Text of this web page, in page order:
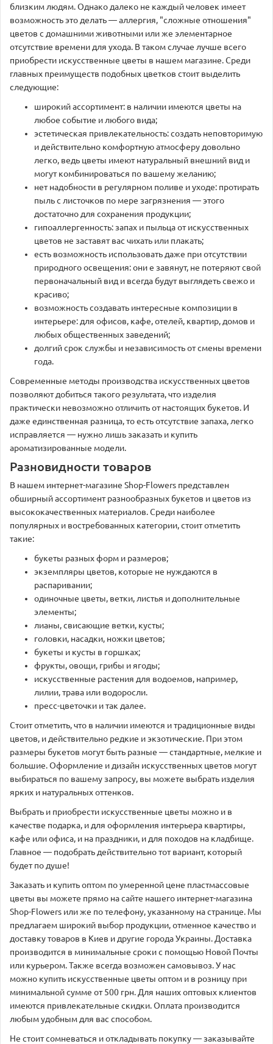
близким людям. Однако далеко не каждый человек имеет
возможность это делать — аллергия, "сложные отношения"
цветов с домашними животными или же элементарное
отсутствие времени для ухода. В таком случае лучше всего
приобрести искусственные цветы в нашем магазине. Среди
главных преимуществ подобных цветков стоит выделить
следующие:
широкий ассортимент: в наличии имеются цветы на
любое событие и любого вида;
эстетическая привлекательность: создать неповторимую
и действительно комфортную атмосферу довольно
легко, ведь цветы имеют натуральный внешний вид и
могут комбинироваться по вашему желанию;
нет надобности в регулярном поливе и уходе: протирать
пыль с листочков по мере загрязнения — этого
достаточно для сохранения продукции;
гипоаллергенность: запах и пыльца от искусственных
цветов не заставят вас чихать или плакать;
есть возможность использовать даже при отсутствии
природного освещения: они е завянут, не потеряют свой
первоначальный вид и всегда будут выглядеть свежо и
красиво;
возможность создавать интересные композиции в
интерьере: для офисов, кафе, отелей, квартир, домов и
любых общественных заведений;
долгий срок службы и независимость от смены времени
года.
Современные методы производства искусственных цветов
позволяют добиться такого результата, что изделия
практически невозможно отличить от настоящих букетов. И
даже единственная разница, то есть отсутствие запаха, легко
исправляется — нужно лишь заказать и купить
ароматизированные модели.
Разновидности товаров
В нашем интернет-магазине Shop-Flowers представлен
обширный ассортимент разнообразных букетов и цветов из
высококачественных материалов. Среди наиболее
популярных и востребованных категории, стоит отметить
такие:
букеты разных форм и размеров;
экземпляры цветов, которые не нуждаются в
распаривании;
одиночные цветы, ветки, листья и дополнительные
элементы;
лианы, свисающие ветки, кусты;
головки, насадки, ножки цветов;
букеты и кусты в горшках;
фрукты, овощи, грибы и ягоды;
искусственные растения для водоемов, например,
лилии, трава или водоросли.
пресс-цветочки и так далее.
Стоит отметить, что в наличии имеются и традиционные виды
цветов, и действительно редкие и экзотические. При этом
размеры букетов могут быть разные — стандартные, мелкие и
большие. Оформление и дизайн искусственных цветов могут
выбираться по вашему запросу, вы можете выбрать изделия
ярких и натуральных оттенков.
Выбрать и приобрести искусственные цветы можно и в
качестве подарка, и для оформления интерьера квартиры,
кафе или офиса, и на праздники, и для походов на кладбище.
Главное — подобрать действительно тот вариант, который
будет по душе!
Заказать и купить оптом по умеренной цене пластмассовые
цветы вы можете прямо на сайте нашего интернет-магазина
Shop-Flowers или же по телефону, указанному на странице. Мы
предлагаем широкий выбор продукции, отменное качество и
доставку товаров в Киев и другие города Украины. Доставка
производится в минимальные сроки с помощью Новой Почты
или курьером. Также всегда возможен самовывоз. У нас
можно купить искусственные цветы оптом и в розницу при
минимальной сумме от 500 грн. Для наших оптовых клиентов
имеются привлекательные скидки. Оплата производится
любым удобным для вас способом.
Не стоит сомневаться и откладывать покупку — заказывайте